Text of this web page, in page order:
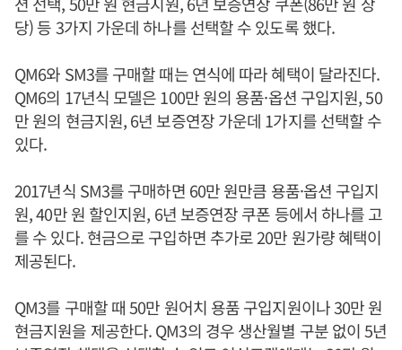
당) 등 3가지 가운데 하나를 선택할 수 있도록 했다.
QM6와 SM3를 구매할 때는 연식에 따라 혜택이 달라진다.
QM6의 17년식 모델은 100만 원의 용품·옵션 구입지원, 50
만 원의 현금지원, 6년 보증연장 가운데 1가지를 선택할 수
있다.
2017년식 SM3를 구매하면 60만 원만큼 용품·옵션 구입지
원, 40만 원 할인지원, 6년 보증연장 쿠폰 등에서 하나를 고
를 수 있다. 현금으로 구입하면 추가로 20만 원가량 혜택이
제공된다.
QM3를 구매할 때 50만 원어치 용품 구입지원이나 30만 원
현금지원을 제공한다. QM3의 경우 생산월별 구분 없이 5년